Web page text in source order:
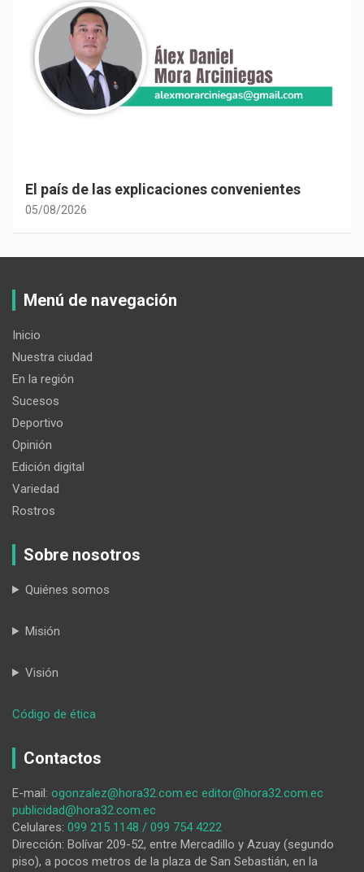
El país de las explicaciones convenientes
05/08/2026
Menú de navegación
Inicio
Nuestra ciudad
En la región
Sucesos
Deportivo
Opinión
Edición digital
Variedad
Rostros
Sobre nosotros
Quiénes somos
Misión
Visión
Código de ética
asedio:
la
inseguridad
desafía
a
la
Contactos
E-mail: ogonzalez@hora32.com.ec editor@hora32.com.ec
publicidad@hora32.com.ec
Celulares: 099 215 1148 / 099 754 4222
Dirección: Bolívar 209-52, entre Mercadillo y Azuay (segundo
piso), a pocos metros de la plaza de San Sebastián, en la